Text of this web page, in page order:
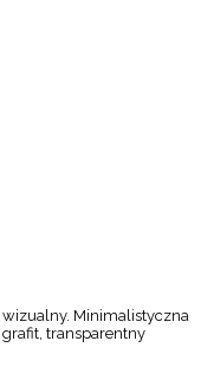
wizualny. Minimalistyczna
transparentny